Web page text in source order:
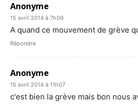
Anonyme
15 avril 2014 à 7h09
A quand ce mouvement de grève
Répondre
Anonyme
15 avril 2014 à 11h07
c'est bien la grève mais bon nous